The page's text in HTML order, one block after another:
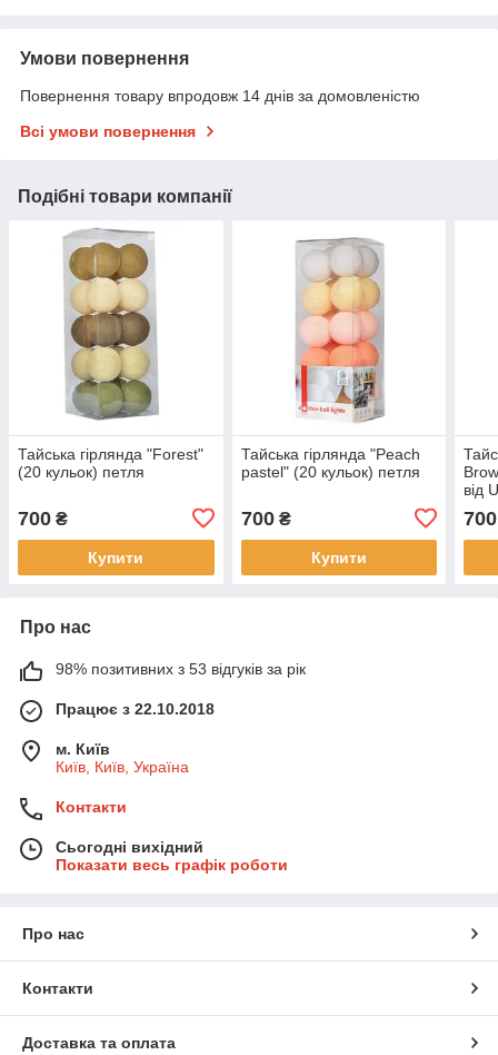
Умови повернення
Повернення товару впродовж 14 днів за домовленістю
Всі умови повернення
Подібні товари компанії
Тайська гірлянда "Forest"
(20 кульок) петля
700 ₴
Купити
Тайська гірлянда "Peach
pastel" (20 кульок) петля
700₴
Купити
від
700
Про нас
98% позитивних з 53 відгуків за рік
Працює з 22.10.2018
м. Київ
Київ, Київ, Україна
Контакти
Сьогодні вихідний
Показати весь графік роботи
Про нас
Контакти
Доставка та оплата